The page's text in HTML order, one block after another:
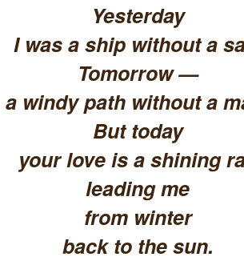
Yesterday
I was a ship without a
Tomorrow —
a windy path without a
But today
your love is a shining
leading me
from winter
back to the sun.